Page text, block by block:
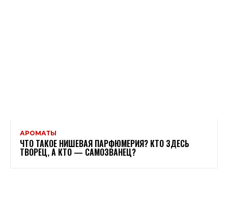
АРОМАТЫ
ЧТО ТАКОЕ НИШЕВАЯ ПАРФЮМЕРИЯ? КТО ЗДЕСЬ
ТВОРЕЦ, А КТО — САМОЗВАНЕЦ?